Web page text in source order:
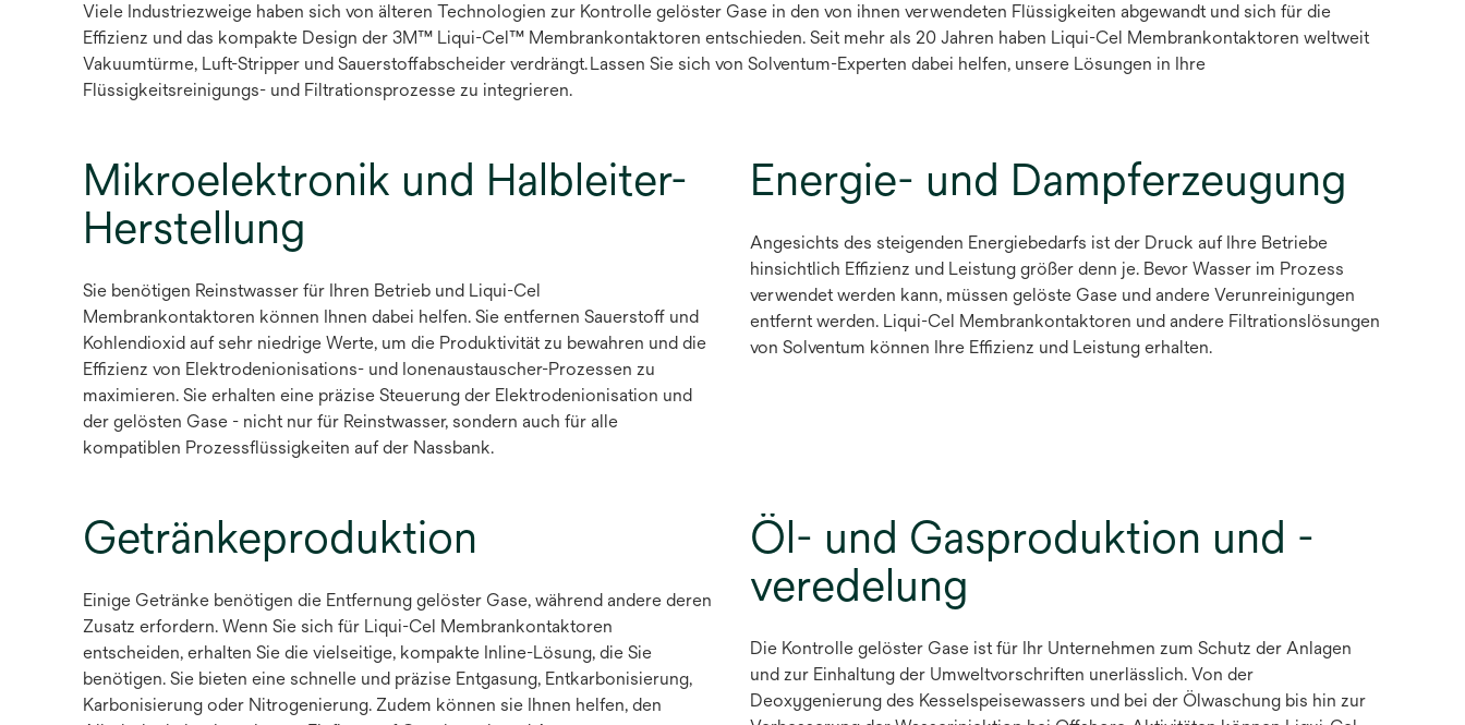
Viele Industriezweige haben sich von älteren Technologien zur Kontrolle gelöster Gase in den von ihnen verwendeten Flüssigkeiten abgewandt und sich für die
Effizienz und das kompakte Design der 3M™ Liqui-Cel™ Membrankontaktoren entschieden. Seit mehr als 20 Jahren haben Liqui-Cel Membrankontaktoren weltweit
Vakuumtürme, Luft-Stripper und Sauerstoffabscheider verdrängt. Lassen Sie sich von Solventum-Experten dabei helfen, unsere Lösungen in Ihre
Flüssigkeitsreinigungs- und Filtrationsprozesse zu integrieren.
Mikroelektronik und Halbleiter-
Herstellung
Sie benötigen Reinstwasser für Ihren Betrieb und Liqui-Cel
Membrankontaktoren können Ihnen dabei helfen. Sie entfernen Sauerstoff und
Kohlendioxid auf sehr niedrige Werte, um die Produktivität zu bewahren und die
Effizienz von Elektrodenionisations- und Ionenaustauscher-Prozessen zu
maximieren. Sie erhalten eine präzise Steuerung der Elektrodenionisation und
der gelösten Gase - nicht nur für Reinstwasser, sondern auch für alle
kompatiblen Prozessflüssigkeiten auf der Nassbank.
Energie- und Dampferzeugung
Angesichts des steigenden Energiebedarfs ist der Druck auf Ihre Betriebe
hinsichtlich Effizienz und Leistung größer denn je. Bevor Wasser im Prozess
verwendet werden kann, müssen gelöste Gase und andere Verunreinigungen
entfernt werden. Liqui-Cel Membrankontaktoren und andere Filtrationslösungen
von Solventum können Ihre Effizienz und Leistung erhalten.
Getränkeproduktion
Einige Getränke benötigen die Entfernung gelöster Gase, während andere deren
Zusatz erfordern. Wenn Sie sich für Liqui-Cel Membrankontaktoren
entscheiden, erhalten Sie die vielseitige, kompakte Inline-Lösung, die Sie
benötigen. Sie bieten eine schnelle und präzise Entgasung, Entkarbonisierung,
Karbonisierung oder Nitrogenierung. Zudem können sie Ihnen helfen, den
Öl- und Gasproduktion und -
veredelung
Die Kontrolle gelöster Gase ist für Ihr Unternehmen zum Schutz der Anlagen
und zur Einhaltung der Umweltvorschriften unerlässlich. Von der
Deoxygenierung des Kesselspeisewassers und bei der Ölwaschung bis hin zur